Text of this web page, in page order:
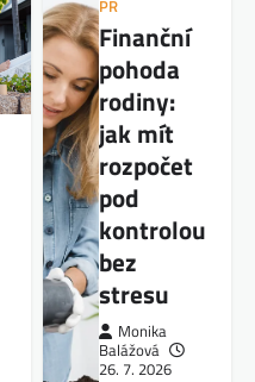
PR
Finanční
pohoda
rodiny:
jak mít
rozpočet
pod
kontrolou
bez
stresu
Monika
Balážová
26. 7. 2026